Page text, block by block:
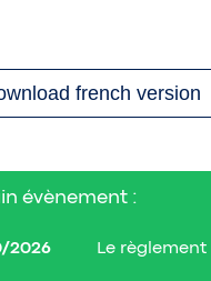
french version
évènement :
2026 Le